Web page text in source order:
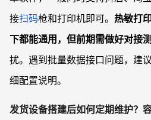
接扫码枪和打印机即可。 热敏打
下都能通用，但前期需做好对接
扰。遇到批量数据接口问题，建
细配置说明。
发货设备搭建后如何定期维护？